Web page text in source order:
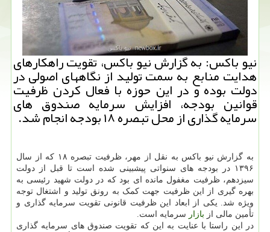
نیو باکس: به گزارش نیو باکس، تقویت راهکارهای
هدایت منابع به سمت تولید از نگاههای اصولی در
دولت بوده و در این حوزه با فعال کردن ظرفیت
قوانین بودجه، افزایش سرمایه صندوق های
سرمایه گذاری از محل تبصره ۱۸ بودجه انجام شد.
به گزارش نیو باکس به نقل از مهر، ظرفیت تبصره ۱۸ که از سال
۱۳۹۶ در بودجه های سنواتی پیشبینی شده است تا قبل از دولت
سیزدهم، ظرفیت مغفول مانده ای بود که در دولت شهید رئیسی به
بهره گیری از این ظرفیت جهت کمک به رونق تولید و اشتغال توجه
ویژه شد. یکی از ابعاد این ظرفیت قانونی تقویت سرمایه گذاری و
تأمین مالی از بازار سرمایه است.
در این راستا با عنایت به این که تقویت صندوق های سرمایه گذاری